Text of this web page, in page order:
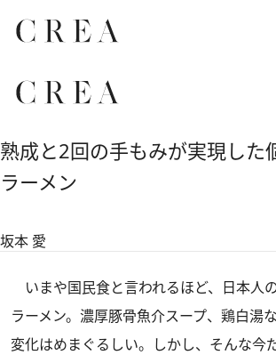
熟成と2回の手もみが実現した
ラーメン
坂本 愛
いまや国民食と言われるほど、日本人
ラーメン。濃厚豚骨魚介スープ、鶏白湯
変化はめまぐるしい。しかし、そんな今